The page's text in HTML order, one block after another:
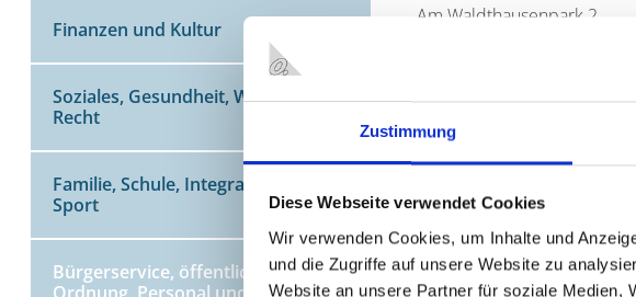
Zustimmung
Diese Webseite verwendet Cookies
Wir verwenden Cookies, um Inhalte und
und die Zugriffe auf unsere Website zu
Website an unsere Partner für soziale Medien,
Finanzen und Kultur
Soziales, Gesundheit, Wohnen und
Recht
Familie, Schule, Integration und
Sport
Bürgerservice, öffentliche
Am Waldthausenpark 2
Anlageberatung
Auszüge
Bekämpfung der